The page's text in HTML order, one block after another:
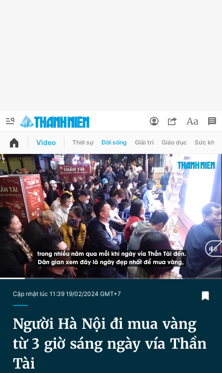
QUẢNG CÁO
Chuyên mục
Chuyên mục khác
Chào ngày mới Tin 24h
Video Magazine
Sản phẩm khác
Thông tin tài khoản
Đổi mật khẩu
Tin đã lưu
Tin đã xem
Đăng xuất
Video Thời sự Đời sống Giải trí Giáo dục Sức khỏe
Cập nhật lúc 11:39 19/02/2024 GMT+7
Người Hà Nội đi mua vàng
từ 3 giờ sáng ngày vía Thần
Tài